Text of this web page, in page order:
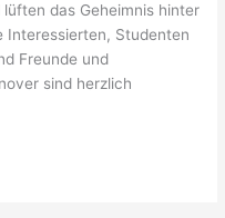
das Geheimnis hinter
Interessierten, Studenten
Freunde und
sind herzlich